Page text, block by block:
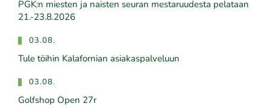
PGK:n miesten ja naisten seuran mestaruudesta pelataan
21.-23.8.2026
03.08.
Tule töihin Kalafornian asiakaspalveluun
03.08.
Golfshop Open 27r